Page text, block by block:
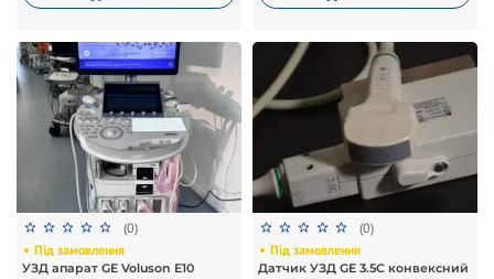
(0)
Під замовлення
УЗД апарат GE Voluson E10
(0)
Під замовлення
Датчик УЗД GE 3.5C конвексний